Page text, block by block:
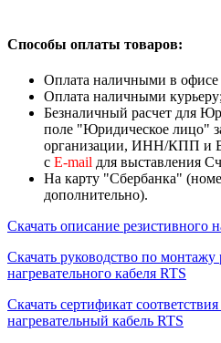
Способы оплаты товаров:
Оплата наличными в
Оплата наличными курьеру;
Безналичный расчет для
поле "Юридическое лицо"
организации, ИНН/КПП и
с Е-mail для выставления
На карту "Сбербанка"
дополнительно).
Скачать описание резистивного
Скачать руководство по монтажу
нагревательного кабеля RTS
Cкачать сертификат
нагревательный кабель RTS